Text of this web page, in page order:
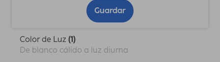
Guardar
Color de Luz (1)
De blanco cálido a luz diurna